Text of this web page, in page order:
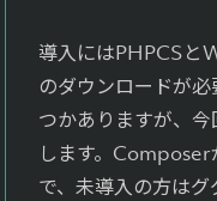
導入にはPHPCS
のダウンロードが
つかありますが、
します。
で、未導入の方は